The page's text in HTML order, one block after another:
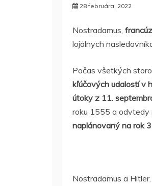
28 februára, 2022
Nostradamus,
lojálnych
Počas všetkých
kľúčových udalostí v
útoky z 11.
roku 1555 a odvtedy
naplánovaný na rok
Nostradamus a